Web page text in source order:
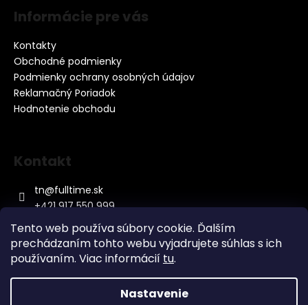
Tento web používa súbory cookie. Ďalším
prechádzaním tohto webu vyjadrujete súhlas s ich
používaním. Viac informácií tu.
Nastavenie
Informácie pre vás
Kontakty
Obchodné podmienky
Podmienky ochrany osobných údajov
Reklamačný Poriadok
Hodnotenie obchodu
Kontakt
tn@fulltime.sk
+421 917 550 999